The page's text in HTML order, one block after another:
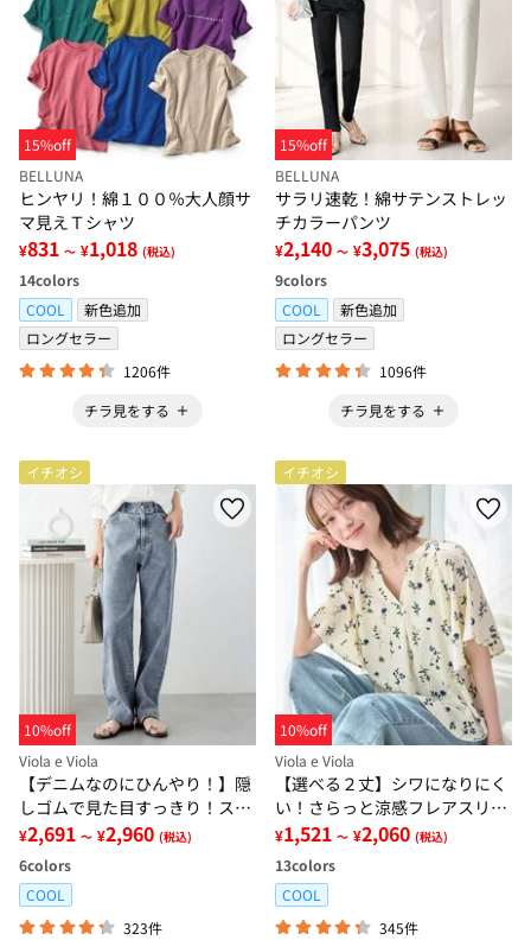
15%off
BELLUNA
ヒンヤリ！綿１００％大人顔サ
マ見えＴシャツ
¥831 ～ ¥1,018 (税込)
14colors
COOL
新色追加
ロングセラー
1206件
チラ見をする
15%off
BELLUNA
サラリ速乾！綿サテンストレッ
チカラーパンツ
¥2,140 ～ ¥3,075 (税込)
9colors
COOL
新色追加
ロングセラー
1096件
チラ見をする
イチオシ
10%off
Viola e Viola
【デニムなのにひんやり！】隠
しゴムで見た目すっきり！スト
レッチ楽ちんデニム
¥2,691 ～ ¥2,960 (税込)
6colors
COOL
323件
イチオシ
10%off
Viola e Viola
【選べる２丈】シワになりにく
い！さらっと涼感フレアスリー
ブブラウス
¥1,521 ～ ¥2,060 (税込)
13colors
COOL
345件